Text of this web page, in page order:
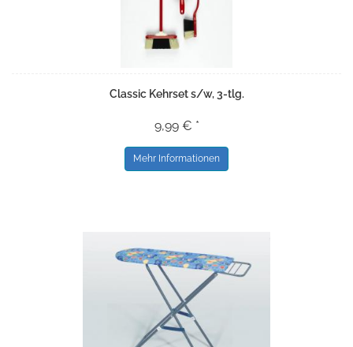
Classic Kehrset s/w, 3-tlg.
9,99 € *
Mehr Informationen